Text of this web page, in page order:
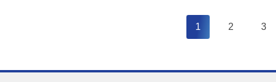
1 2 3